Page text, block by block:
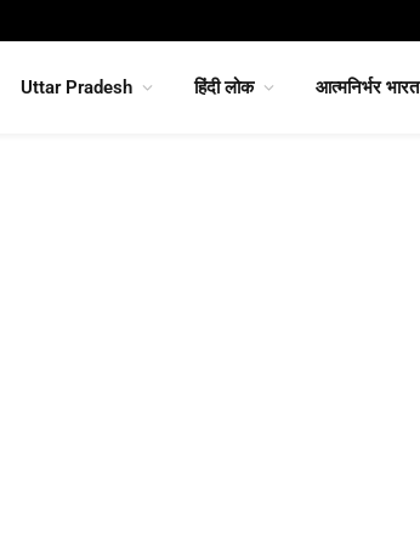
Uttar Pradesh हिंदी लोक आत्मनिर्भर भारत